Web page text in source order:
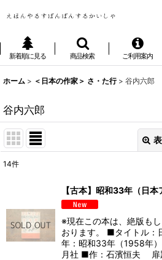
新着順に見る 商品検索 ご利用案内
ホーム > ＜日本の作家＞ さ・た行 > 谷内六郎
谷内六郎
並び順:
絞り込む
14件
【古本】昭和33年（日本
※現在この本は、絶版も
おります。 ■タイトル：
年：昭和33年（1958年
月社 ■作：石濱恒夫 扉